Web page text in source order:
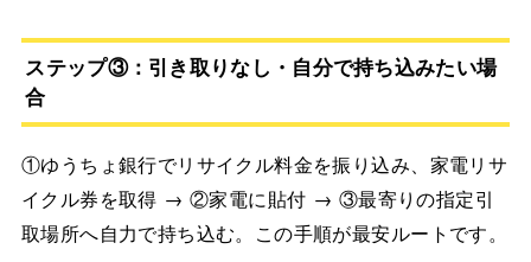
ステップ③：引き取りなし・自分で持ち込みたい場
合
①ゆうちょ銀行でリサイクル料金を振り込み、家電リサ
イクル券を取得 → ②家電に貼付 → ③最寄りの指定引
取場所へ自力で持ち込む。この手順が最安ルートです。